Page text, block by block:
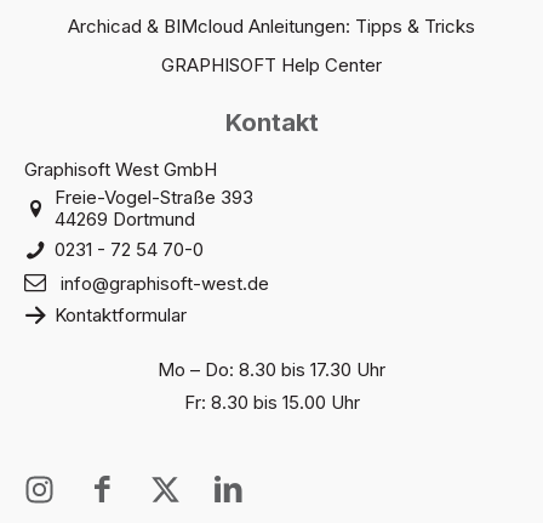
Archicad & BIMcloud Anleitungen: Tipps & Tricks
GRAPHISOFT Help Center
Kontakt
Graphisoft West GmbH
Freie-Vogel-Straße 393
44269 Dortmund
0231 - 72 54 70-0
info@graphisoft-west.de
Kontaktformular
Mo – Do: 8.30 bis 17.30 Uhr
Fr: 8.30 bis 15.00 Uhr
I
I
X
I